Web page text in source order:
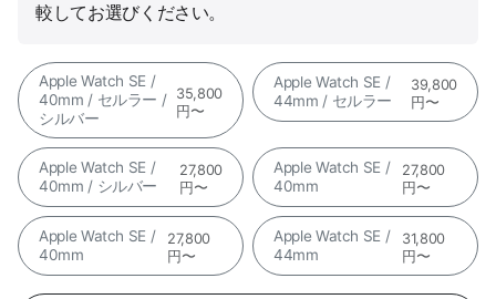
較してお選びください。
Apple Watch SE /
40mm / セルラー /
シルバー
35,800
円〜
Apple Watch SE /
44mm / セルラー
39,800
円〜
Apple Watch SE /
40mm / シルバー
27,800
円〜
Apple Watch SE /
40mm
27,800
円〜
Apple Watch SE /
40mm
27,800
円〜
Apple Watch SE /
44mm
31,800
円〜